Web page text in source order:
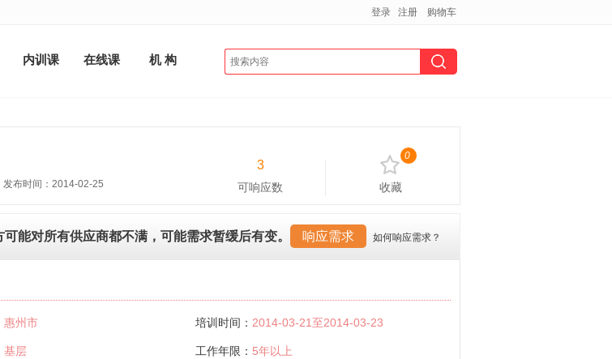
登录 注册 购物车
内训课 在线课 机 构
发布时间：2014-02-25
3
可响应数
0
收藏
响应需求 如何响应需求？
可能对所有供应商都不满，可能需求暂缓后有变。
惠州市 培训时间： 2014-03-21至2014-03-23
基层 工作年限： 5年以上